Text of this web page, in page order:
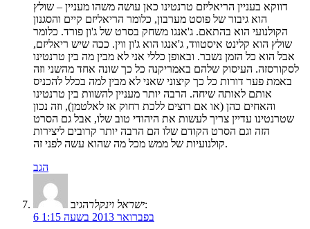
דווקא בעניין הריאליזם טרנטינו כאן עושה משהו מעניין – שולץ
הוא גיבור של פוסט מערבון, כלומר הריאליזם קיים והסגנון
הקולנועי הוא בהתאם. ג'אנגו משחק בסרט של ג'ון פורד. כלומר
שולץ הוא קלינט איסטווד, ג'אנגו הוא ג'ון ווין. ככה שיש ריאליזם,
אבל הוא כל הזמן נשבר. ובאופן כללי אני לא מבין מה בין טרנטינו
לסקורסזה. העיסוק שלהם באמריקנה כל כך שונה אחד מהשני וזה
באמת פער דורות כל כך קיצוני שאני לא מבין למה בכלל להכניס
אותם לאותה שיחה. הרבה יותר מעניין להשוות בין טרנטינו
והאחים כהן (או אם רוצים ללכת רחוק אז לאלטמן), וזה נכון
שטרנטינו עדיין צריך לעשות את היהודי טוב שלו, אבל גם הסרט
הזה וגם הסרט הקודם שלו הם הרבה יותר קרובים ליצירות
קולנועיות של ממש מכל מה שהוא עשה לפני זה.
הגב
ישראל וינקלרהגיב:
6 בפברואר 2013 בשעה 1:15